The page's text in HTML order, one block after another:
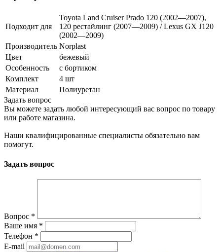
Подходит для
Toyota Land Cruiser Prado 120 (2002—2007),
120 рестайлинг (2007—2009) / Lexus GX J120
(2002—2009)
Производитель Norplast
Цвет
бежевый
Особенность
с бортиком
Комплект
4 шт
Материал
Полиуретан
Задать вопрос
Вы можете задать любой интересующий вас вопрос по товару
или работе магазина.
Наши квалифицированные специалисты обязательно вам
помогут.
Задать вопрос
Вопрос *
Ваше имя *
Телефон *
E-mail